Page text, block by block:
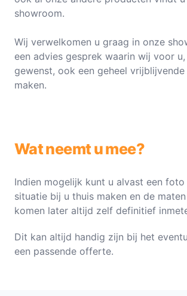
showroom.
Wij verwelkomen u graag in onze
een advies gesprek waarin wij voor
gewenst, ook een geheel
maken.
Wat neemt u mee?
Indien mogelijk kunt u alvast een foto
situatie bij u thuis maken en de
komen later altijd zelf definitief
Dit kan altijd handig zijn bij het
een passende offerte.